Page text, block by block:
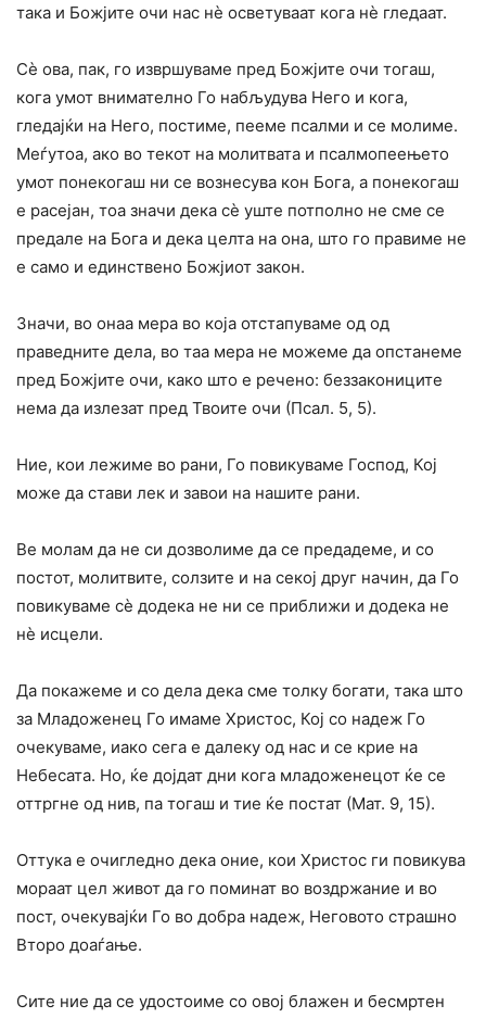
така и Божјите очи нас нѐ осветуваат кога нѐ гледаат.
Сѐ ова, пак, го извршуваме пред Божјите очи тогаш,
кога умот внимателно Го набљудува Него и кога,
гледајќи на Него, постиме, пееме псалми и се молиме.
Меѓутоа, ако во текот на молитвата и псалмопеењето
умот понекогаш ни се вознесува кон Бога, а понекогаш
е расејан, тоа значи дека сѐ уште потполно не сме се
предале на Бога и дека целта на она, што го правиме не
е само и единствено Божјиот закон.
Значи, во онаа мера во која отстапуваме од од
праведните дела, во таа мера не можеме да опстанеме
пред Божјите очи, како што е речено: беззакониците
нема да излезат пред Твоите очи (Псал. 5, 5).
Ние, кои лежиме во рани, Го повикуваме Господ, Кој
може да стави лек и завои на нашите рани.
Ве молам да не си дозволиме да се предадеме, и со
постот, молитвите, солзите и на секој друг начин, да Го
повикуваме сѐ додека не ни се приближи и додека не
нѐ исцели.
Да покажеме и со дела дека сме толку богати, така што
за Младоженец Го имаме Христос, Кој со надеж Го
очекуваме, иако сега е далеку од нас и се крие на
Небесата. Но, ќе дојдат дни кога младоженецот ќе се
оттргне од нив, па тогаш и тие ќе постат (Мат. 9, 15).
Оттука е очигледно дека оние, кои Христос ги повикува
мораат цел живот да го поминат во воздржание и во
пост, очекувајќи Го во добра надеж, Неговото страшно
Второ доаѓање.
Сите ние да се удостоиме со овој блажен и бесмртен